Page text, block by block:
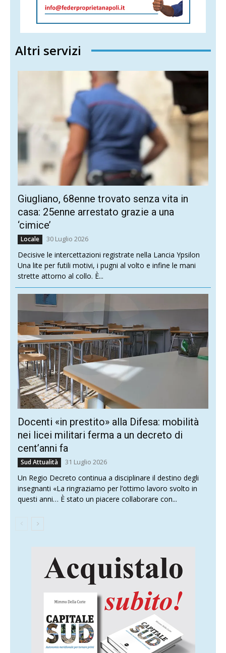
Altri servizi
Giugliano, 68enne trovato senza vita in
casa: 25enne arrestato grazie a una
‘cimice’
Locale 30 Luglio 2026
Decisive le intercettazioni registrate nella Lancia Ypsilon
Una lite per futili motivi, i pugni al volto e infine le mani
strette attorno al collo. È...
Docenti «in prestito» alla Difesa: mobilità
nei licei militari ferma a un decreto di
cent’anni fa
Sud Attualità 31 Luglio 2026
Un Regio Decreto continua a disciplinare il destino degli
insegnanti «La ringraziamo per l’ottimo lavoro svolto in
questi anni… È stato un piacere collaborare con...